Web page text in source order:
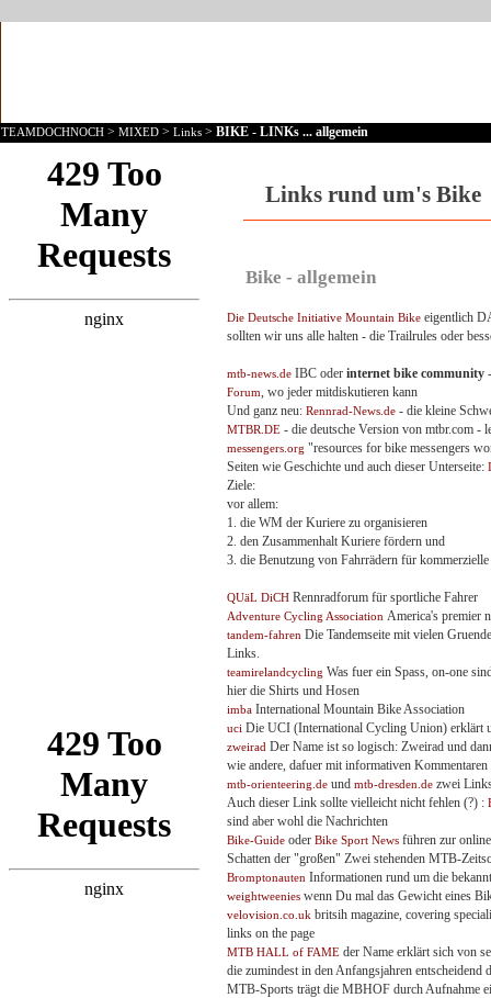
TEAMDOCHNOCH > MIXED > Links > BIKE - LINKs ... allgemein
Links rund um's Bike
Bike - allgemein
Die Deutsche Initiative Mountain Bike eigentlich
sollten wir uns alle halten - die Trailrules oder
mtb-news.de IBC oder internet bike community
Forum
, wo jeder mitdiskutieren kann
Und ganz neu: Rennrad-News.de - die kleine
MTBR.DE - die deutsche Version von mtbr.com -
messengers.org "resources for bike messengers
Seiten wie Geschichte und auch dieser Unterseite:
Ziele:
vor allem:
1. die WM der Kuriere zu organisieren
2. den Zusammenhalt Kuriere fördern und
3. die Benutzung von Fahrrädern für
QUäL DiCH Rennradforum für sportliche Fahrer
Adventure Cycling Association America's premier
tandem-fahren Die Tandemseite mit vielen
Links.
teamirelandcycling Was fuer ein Spass, on-one
hier die Shirts und Hosen
imba International Mountain Bike Association
uci Die UCI (International Cycling Union) erklärt
zweirad Der Name ist so logisch: Zweirad und
wie andere, dafuer mit informativen
mtb-orienteering.de und mtb-dresden.de zwei
Auch dieser Link sollte vielleicht nicht fehlen (?) :
sind aber wohl die Nachrichten
Bike-Guide oder Bike Sport News führen zur
Schatten der "großen" Zwei stehenden MTB-
Bromptonauten Informationen rund um die
weightweenies wenn Du mal das Gewicht eines
velovision.co.uk britsih magazine, covering
links on the page
MTB HALL of FAME der Name erklärt sich von
die zumindest in den Anfangsjahren
MTB-Sports trägt die MBHOF durch Aufnahme